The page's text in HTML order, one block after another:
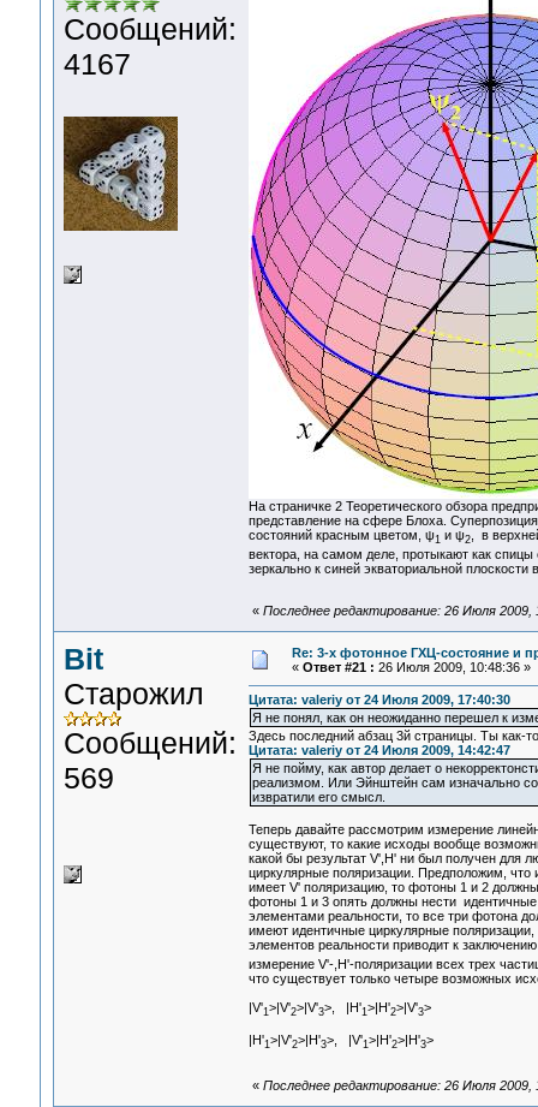
Сообщений:
4167
На страничке 2 Теоретического обзора
представление на сфере Блоха.
состояний красным цветом, ψ1 и ψ2, в
вектора, на самом деле, протыкают как
зеркально к синей экваториальной плоскости
« Последнее редактирование: 26 Июля 2009,
Bit
Старожил
Сообщений:
569
Re: 3-x фотонное ГХЦ-состояние и
« Ответ #21 : 26 Июля 2009, 10:48:36 »
Цитата: valeriy от 24 Июля 2009, 17:40:30
Я не понял, как он неожиданно перешел к
Здесь последний абзац 3й страницы. Ты как-
Цитата: valeriy от 24 Июля 2009, 14:42:47
Я не пойму, как автор делает о
реализмом. Или Эйнштейн сам изначально
извратили его смысл.
Теперь давайте рассмотрим измерение
существуют, то какие исходы вообще
какой бы результат V',H' ни был получен для
циркулярные поляризации. Предположим,
имеет V' поляризацию, то фотоны 1 и 2
фотоны 1 и 3 опять должны нести
элементами реальности, то все три фотона
имеют идентичные циркулярные
элементов реальности приводит к
измерение V'-,H'-поляризации всех трех
что существует только четыре возможных
|V'1>|V'2>|V'3>, |H'1>|H'2>|V'3>
|H'1>|V'2>|H'3>, |V'1>|H'2>|H'3>
« Последнее редактирование: 26 Июля 2009,